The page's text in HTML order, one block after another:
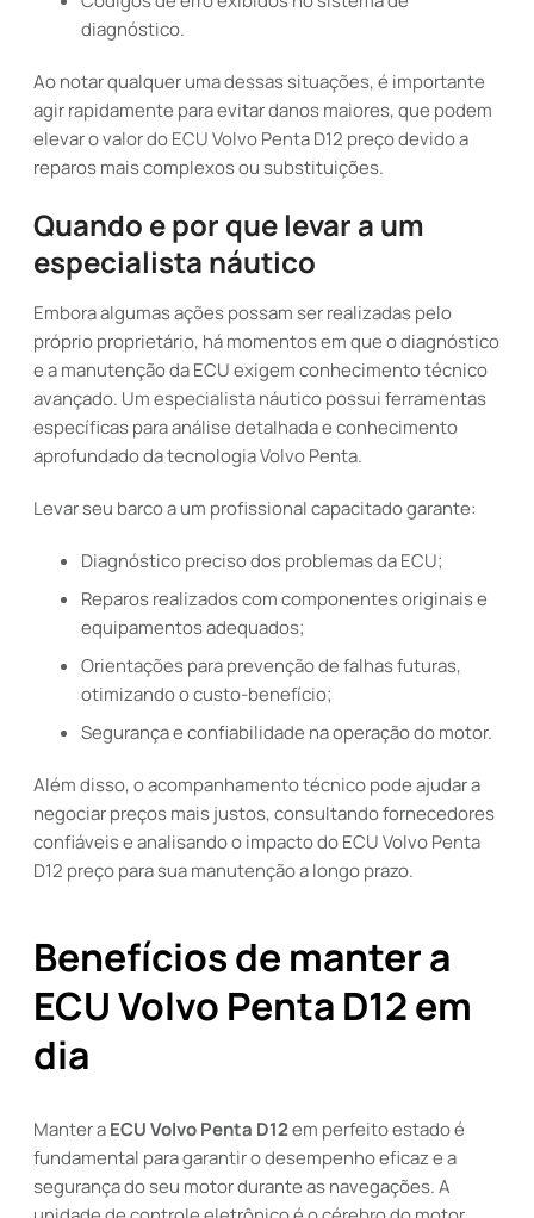
diagnóstico.
Ao notar qualquer uma dessas situações, é importante
agir rapidamente para evitar danos maiores, que podem
elevar o valor do ECU Volvo Penta D12 preço devido a
reparos mais complexos ou substituições.
Quando e por que levar a um
especialista náutico
Embora algumas ações possam ser realizadas pelo
próprio proprietário, há momentos em que o diagnóstico
e a manutenção da ECU exigem conhecimento técnico
avançado. Um especialista náutico possui ferramentas
específicas para análise detalhada e conhecimento
aprofundado da tecnologia Volvo Penta.
Levar seu barco a um profissional capacitado garante:
Diagnóstico preciso dos problemas da ECU;
Reparos realizados com componentes originais e
equipamentos adequados;
Orientações para prevenção de falhas futuras,
otimizando o custo-benefício;
Segurança e confiabilidade na operação do motor.
Além disso, o acompanhamento técnico pode ajudar a
negociar preços mais justos, consultando fornecedores
confiáveis e analisando o impacto do ECU Volvo Penta
D12 preço para sua manutenção a longo prazo.
Benefícios de manter a
ECU Volvo Penta D12 em
dia
Manter aECU Volvo Penta D12em perfeito estado é
fundamental para garantir o desempenho eficaz e a
segurança do seu motor durante as navegações. A